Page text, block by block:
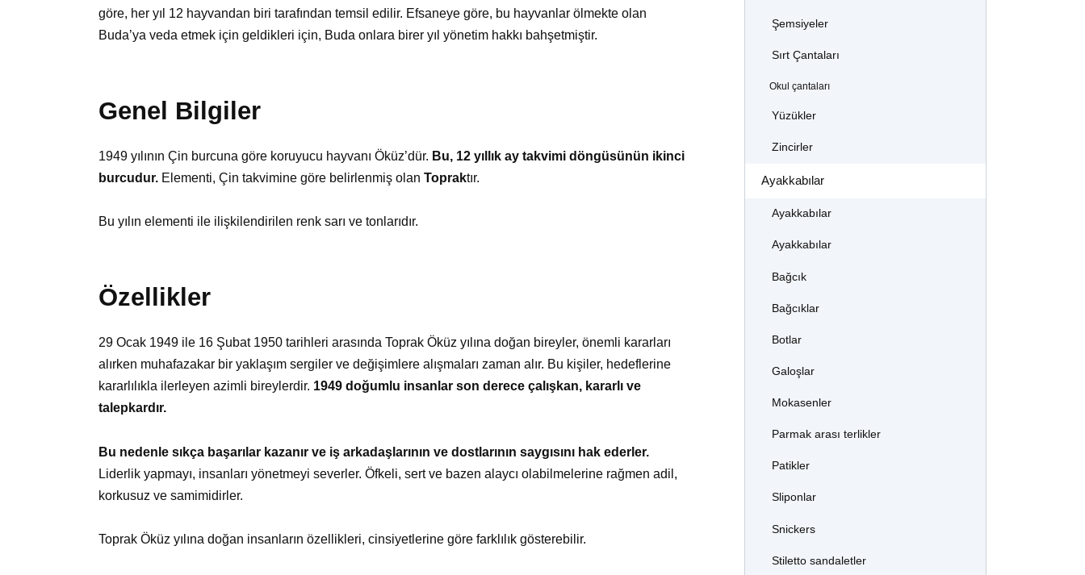
göre, her yıl 12 hayvandan biri tarafından temsil edilir. Efsaneye göre, bu hayvanlar ölmekte olan
Buda’ya veda etmek için geldikleri için, Buda onlara birer yıl yönetim hakkı bahşetmiştir.
Genel Bilgiler
1949 yılının Çin burcuna göre koruyucu hayvanı Öküz’dür. Bu, 12 yıllık ay takvimi döngüsünün ikinci
burcudur. Elementi, Çin takvimine göre belirlenmiş olan Topraktır.
Bu yılın elementi ile ilişkilendirilen renk sarı ve tonlarıdır.
Özellikler
29 Ocak 1949 ile 16 Şubat 1950 tarihleri arasında Toprak Öküz yılına doğan bireyler, önemli kararları
alırken muhafazakar bir yaklaşım sergiler ve değişimlere alışmaları zaman alır. Bu kişiler, hedeflerine
kararlılıkla ilerleyen azimli bireylerdir. 1949 doğumlu insanlar son derece çalışkan, kararlı ve
talepkardır.
Bu nedenle sıkça başarılar kazanır ve iş arkadaşlarının ve dostlarının saygısını hak ederler.
Liderlik yapmayı, insanları yönetmeyi severler. Öfkeli, sert ve bazen alaycı olabilmelerine rağmen adil,
korkusuz ve samimidirler.
Toprak Öküz yılına doğan insanların özellikleri, cinsiyetlerine göre farklılık gösterebilir.
Şemsiyeler
Sırt Çantaları
Okul çantaları
Yüzükler
Zincirler
Ayakkabılar
Ayakkabılar
Ayakkabılar
Bağcık
Bağcıklar
Botlar
Galoşlar
Mokasenler
Parmak arası terlikler
Patikler
Sliponlar
Snickers
Stiletto sandaletler